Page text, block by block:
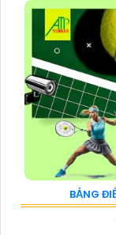
BẢNG